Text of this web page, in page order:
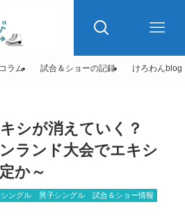
コラム 試合＆ショーの記録 けろわんblog
シが消えていく？
ランド大会でエキシ
か～
ングル 男子シングル 試合＆ショー情報